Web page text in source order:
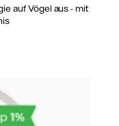
auf Vögel aus - mit